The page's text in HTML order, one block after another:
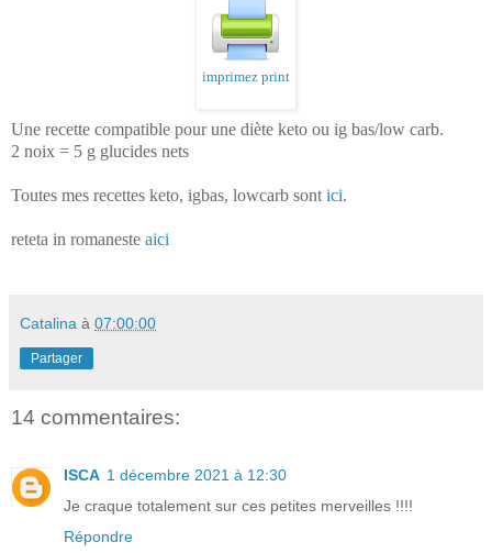
imprimez print
Une recette compatible pour une diète keto ou ig bas/low carb.
2 noix = 5 g glucides nets
Toutes mes recettes keto, igbas, lowcarb sont ici.
reteta in romaneste aici
Catalina à 07:00:00
Partager
14 commentaires:
ISCA 1 décembre 2021 à 12:30
Je craque totalement sur ces petites merveilles !!!!
Répondre